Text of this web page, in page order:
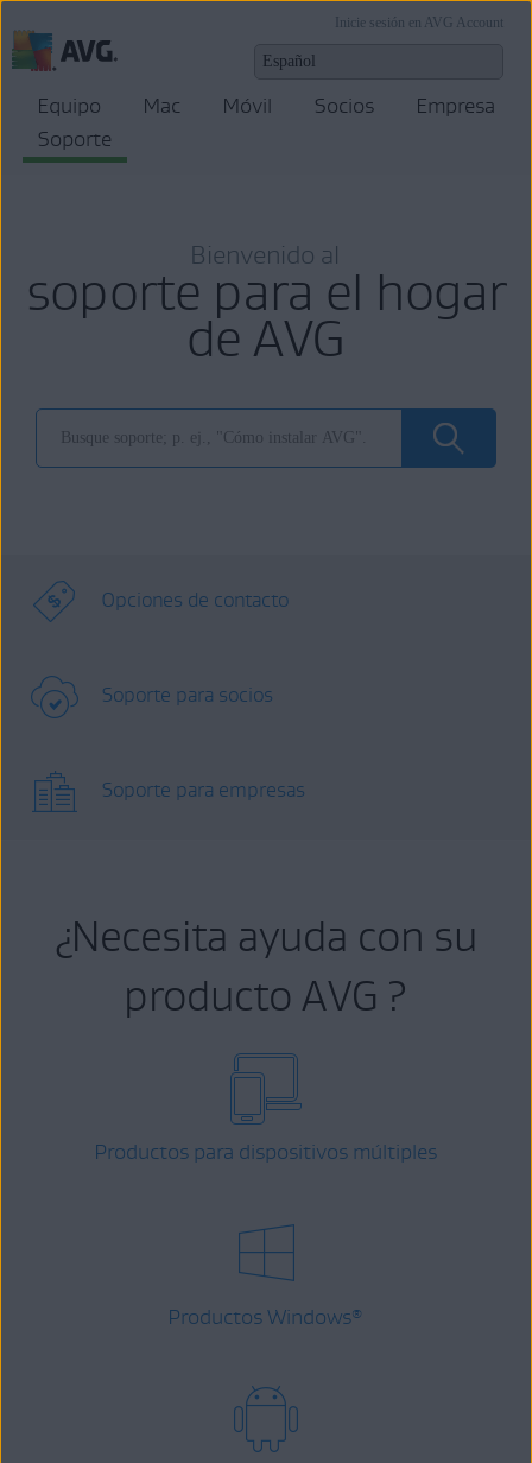
Inicie sesión en AVG Account
Equipo Mac Móvil Socios
Empresa
Soporte
Bienvenido al
soporte para el hogar
de AVG
Opciones de contacto
Soporte para socios
Soporte para empresas
¿Necesita ayuda con su
producto AVG ?
Productos para dispositivos múltiples
Productos Windows®